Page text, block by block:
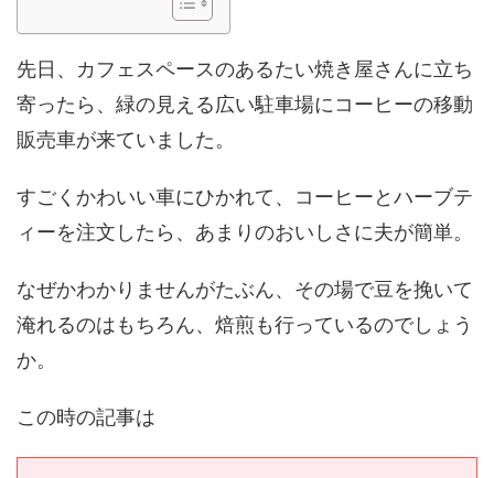
先日、カフェスペースのあるたい焼き屋さんに立ち
寄ったら、緑の見える広い駐車場にコーヒーの移動
販売車が来ていました。
すごくかわいい車にひかれて、コーヒーとハーブテ
ィーを注文したら、あまりのおいしさに夫が簡単。
なぜかわかりませんがたぶん、その場で豆を挽いて
淹れるのはもちろん、焙煎も行っているのでしょう
か。
この時の記事は